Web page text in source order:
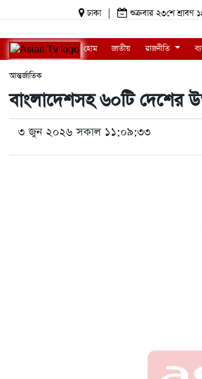
ঢাকা শুক্রবার ২৩শে
হোম জাতীয় রাজনীতি
আন্তর্জাতিক
বাংলাদেশসহ ৬০টি দেশের
৩ জুন ২০২৬ সকাল ১১:০৯:৩৩